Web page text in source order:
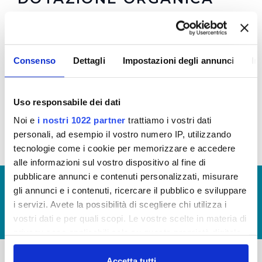
Consenso Dettagli Impostazioni degli annunci
Uso responsabile dei dati
Noi e i nostri 1022 partner trattiamo i vostri dati
personali, ad esempio il vostro numero IP, utilizzando
tecnologie come i cookie per memorizzare e accedere
alle informazioni sul vostro dispositivo al fine di
pubblicare annunci e contenuti personalizzati, misurare
gli annunci e i contenuti, ricercare il pubblico e sviluppare
i servizi. Avete la possibilità di scegliere chi utilizza i
vostri dati e per quali scopi. Le vostre scelte in materia di
in cui avete effettuato le vostre scelte. È possibile
Dotazione organica 2017: numero personale a
e costo suddiviso per personale a tempo
determinato e indeterminato
© Copyright 2017 - 2026
GLOSSARIO
GIUDICA IL SERVIZIO
LAVORA CON NOI